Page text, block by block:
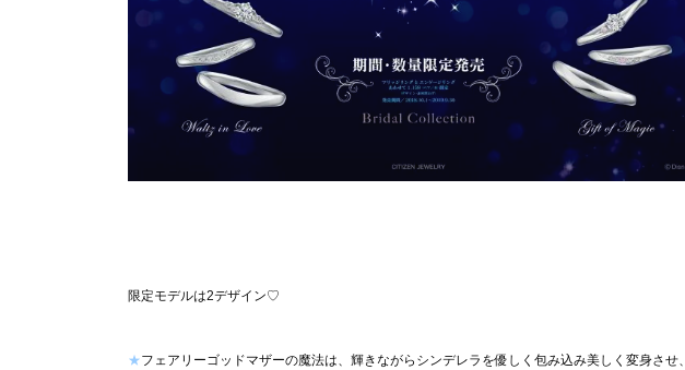
限定モデルは2デザイン♡
★フェアリーゴッドマザーの魔法は、輝きながらシンデレラを優しく包み込み美しく変身させ、